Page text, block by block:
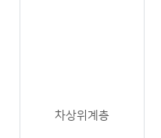
차상위계층